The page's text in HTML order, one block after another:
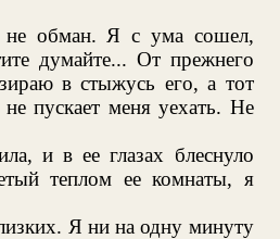
обман. Я с ума сошел,
думайте... От прежнего
в стыжусь его, а тот
пускает меня уехать. Не
и в ее глазах блеснуло
теплом ее комнаты, я
Я ни на одну минуту